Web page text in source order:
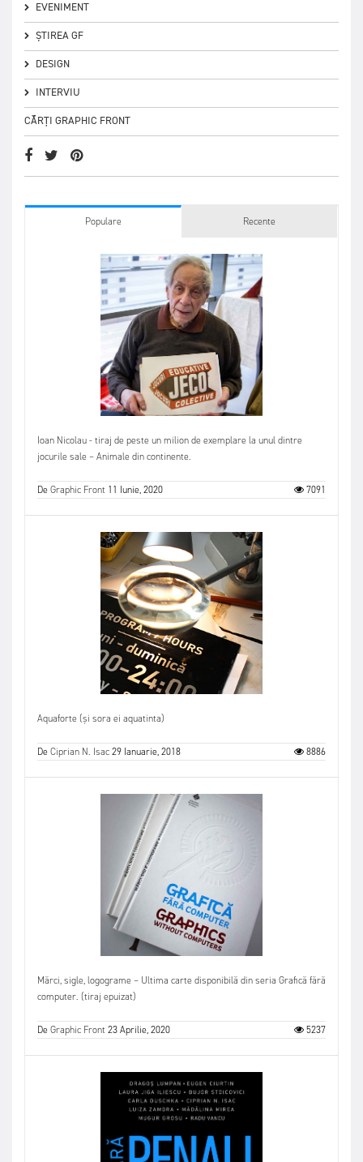
EVENIMENT
ȘTIREA GF
DESIGN
INTERVIU
CĂRȚI GRAPHIC FRONT
Populare Recente
Ioan Nicolau - tiraj de peste un milion de exemplare la unul dintre
jocurile sale – Animale din continente.
DeGraphic Front 11 Iunie, 2020 7091
Aquaforte (și sora ei aquatinta)
DeCiprian N. Isac29 Ianuarie, 2018 8886
Mărci, sigle, logograme – Ultima carte disponibilă din seria Grafică fără
computer. (tiraj epuizat)
DeGraphic Front23 Aprilie, 2020 5237